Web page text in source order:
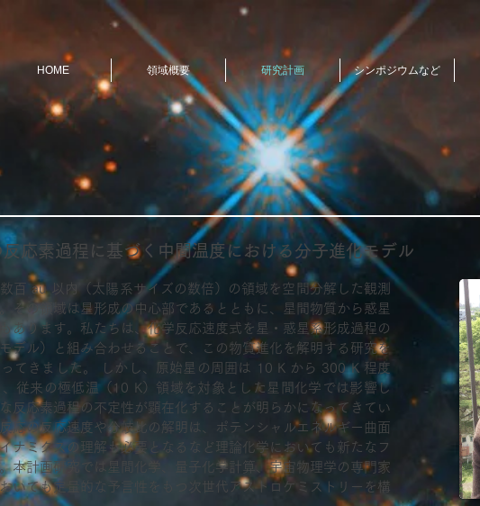
HOME 領域概要 研究計画 シンポジウムなど
応素過程に基づく中間温度における分子進化モデル
数百 au 以内（太陽系サイズの数倍）の領域を空間分解した観測
その領域は星形成の中心部であるとともに、星間物質から惑星
あります。私たちは、化学反応速度式を星・惑星系形成過程の
デル）と組み合わせることで、この物質進化を解明する研究を
ってきました。 しかし、原始星の周囲は 10 K から 300 K 程度
、従来の極低温（10 K）領域を対象とした星間化学では影響し
反応素過程の不定性が顕在化することが明らかになってきてい
応の反応速度や分岐比の解明は、ポテンシャルエネルギー曲面
ナミクスの理解も必要となるなど理論化学においても新たなフ
本計画研究では星間化学、量子化学計算、宇宙物理学の専門家
いても定量的な予言性をもつ次世代アストロケミストリーを構